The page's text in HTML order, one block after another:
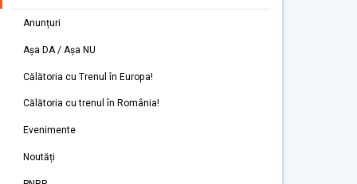
Anunțuri
Așa DA / Așa NU
Călătoria cu Trenul în Europa!
Călătoria cu trenul în România!
Evenimente
Noutăți